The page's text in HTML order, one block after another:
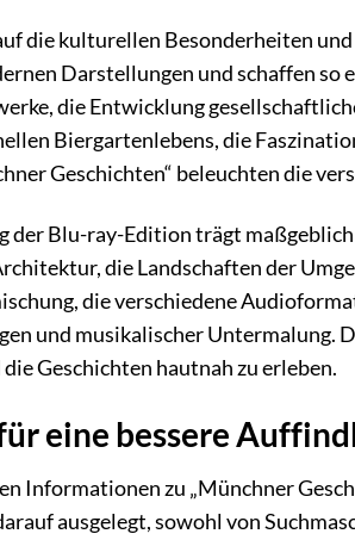
die kulturellen Besonderheiten
Darstellungen und schaffen
die Entwicklung
Biergartenlebens, die
Geschichten“ beleuchten die
der Blu-ray-Edition trägt
die Landschaften der
die verschiedene
und musikalischer Untermalung.
Geschichten hautnah zu erleben.
eine bessere
Informationen zu „Münchner
ausgelegt, sowohl von